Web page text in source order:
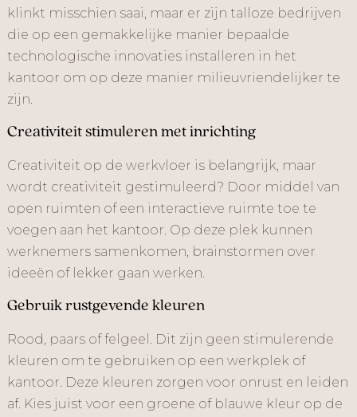
klinkt misschien saai, maar er zijn talloze bedrijven
die op een gemakkelijke manier bepaalde
technologische innovaties installeren in het
kantoor om op deze manier milieuvriendelijker te
zijn.
Creativiteit stimuleren met inrichting
Creativiteit op de werkvloer is belangrijk, maar
wordt creativiteit gestimuleerd? Door middel van
open ruimten of een interactieve ruimte toe te
voegen aan het kantoor. Op deze plek kunnen
werknemers samenkomen, brainstormen over
ideeën of lekker gaan werken.
Gebruik rustgevende kleuren
Rood, paars of felgeel. Dit zijn geen stimulerende
kleuren om te gebruiken op een werkplek of
kantoor. Deze kleuren zorgen voor onrust en leiden
af. Kies juist voor een groene of blauwe kleur op de